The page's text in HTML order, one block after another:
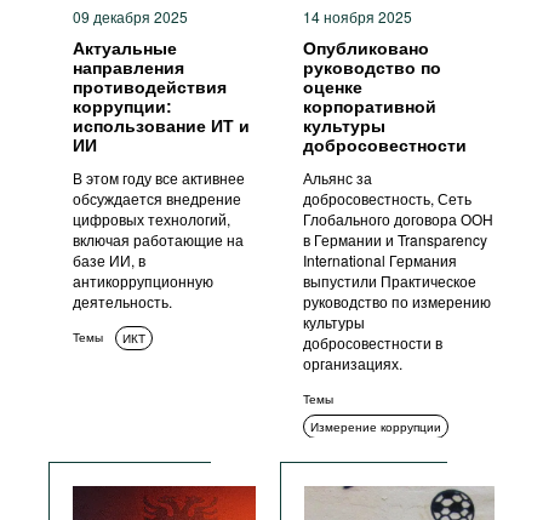
09 декабря 2025
Актуальные
направления
противодействия
коррупции:
использование ИТ и
ИИ
В этом году все активнее
обсуждается внедрение
цифровых технологий,
включая работающие на
базе ИИ, в
антикоррупционную
деятельность.
Темы ИКТ
14 ноября 2025
Опубликовано
руководство по
оценке
корпоративной
культуры
добросовестности
Альянс за
добросовестность, Сеть
Глобального договора ООН
в Германии и Transparency
International Германия
выпустили Практическое
руководство по измерению
культуры
добросовестности в
организациях.
Темы
Измерение коррупции